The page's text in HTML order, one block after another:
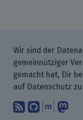
Wir sind der
gemeinnütziger
gemacht hat, Dir
auf Datenschutz
Finde